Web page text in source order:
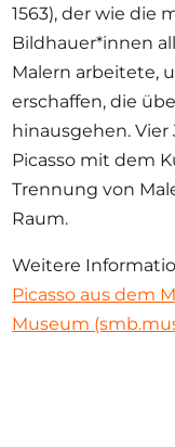
1563), der wie die
Bildhauer*innen
Malern arbeitete,
erschaffen, die
hinausgehen.
Picasso mit dem
Trennung von
Raum.
Weitere
Picasso aus dem
Museum